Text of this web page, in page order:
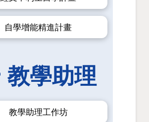
自學增能精進計畫
教學助理
教學助理工作坊